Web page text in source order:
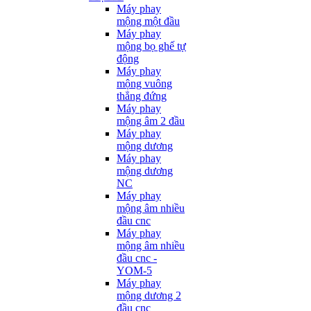
Máy phay
mộng một đầu
Máy phay
mộng bọ ghế tự
động
Máy phay
mộng vuông
thẳng đứng
Máy phay
mộng âm 2 đầu
Máy phay
mộng dương
Máy phay
mộng dương
NC
Máy phay
mộng âm nhiều
đầu cnc
Máy phay
mộng âm nhiều
đầu cnc -
YOM-5
Máy phay
mộng dương 2
đầu cnc